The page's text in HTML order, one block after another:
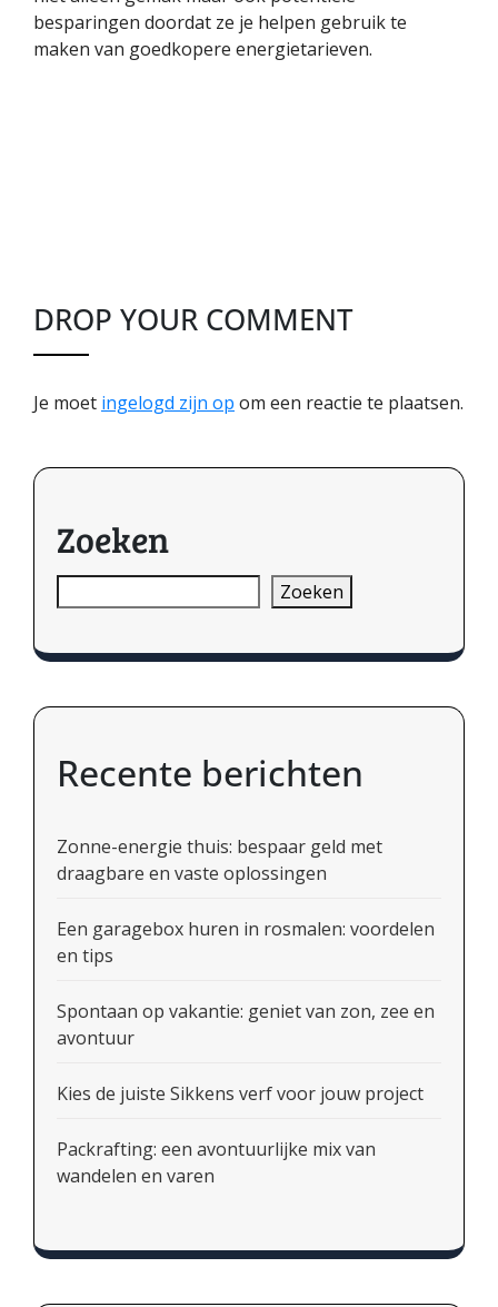
besparingen doordat ze je helpen gebruik te
maken van goedkopere energietarieven.
DROP YOUR COMMENT
Je moet ingelogd zijn op om een reactie te plaatsen.
Zoeken
Zoeken
Recente berichten
Zonne-energie thuis: bespaar geld met
draagbare en vaste oplossingen
Een garagebox huren in rosmalen: voordelen
en tips
Spontaan op vakantie: geniet van zon, zee en
avontuur
Kies de juiste Sikkens verf voor jouw project
Packrafting: een avontuurlijke mix van
wandelen en varen